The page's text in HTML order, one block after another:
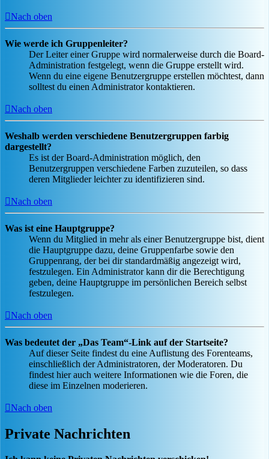
Nach oben
Wie werde ich Gruppenleiter?
Der Leiter einer Gruppe wird normalerweise durch die Board-
Administration festgelegt, wenn die Gruppe erstellt wird.
Wenn du eine eigene Benutzergruppe erstellen möchtest, dann
solltest du einen Administrator kontaktieren.
Nach oben
Weshalb werden verschiedene Benutzergruppen farbig
dargestellt?
Es ist der Board-Administration möglich, den
Benutzergruppen verschiedene Farben zuzuteilen, so dass
deren Mitglieder leichter zu identifizieren sind.
Nach oben
Was ist eine Hauptgruppe?
Wenn du Mitglied in mehr als einer Benutzergruppe bist, dient
die Hauptgruppe dazu, deine Gruppenfarbe sowie den
Gruppenrang, der bei dir standardmäßig angezeigt wird,
festzulegen. Ein Administrator kann dir die Berechtigung
geben, deine Hauptgruppe im persönlichen Bereich selbst
festzulegen.
Nach oben
Was bedeutet der „Das Team“-Link auf der Startseite?
Auf dieser Seite findest du eine Auflistung des Forenteams,
einschließlich der Administratoren, der Moderatoren. Du
findest hier auch weitere Informationen wie die Foren, die
diese im Einzelnen moderieren.
Nach oben
Private Nachrichten